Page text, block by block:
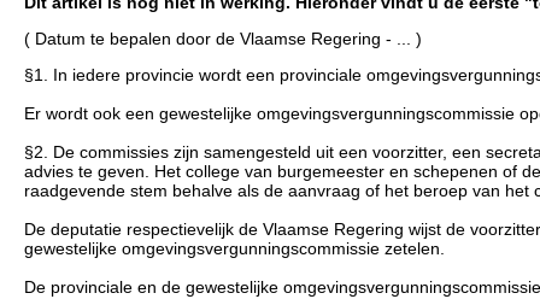
( Datum te bepalen door de Vlaamse Regering - ... )
§1. In iedere provincie wordt een provinciale
Er wordt ook een gewestelijke omgevingsvergunningscommissie
§2. De commissies zijn samengesteld uit een voorzitter, een
advies te geven. Het college van burgemeester en schepenen of
raadgevende stem behalve als de aanvraag of het beroep van het
De deputatie respectievelijk de Vlaamse Regering wijst de
gewestelijke omgevingsvergunningscommissie zetelen.
De provinciale en de gewestelijke